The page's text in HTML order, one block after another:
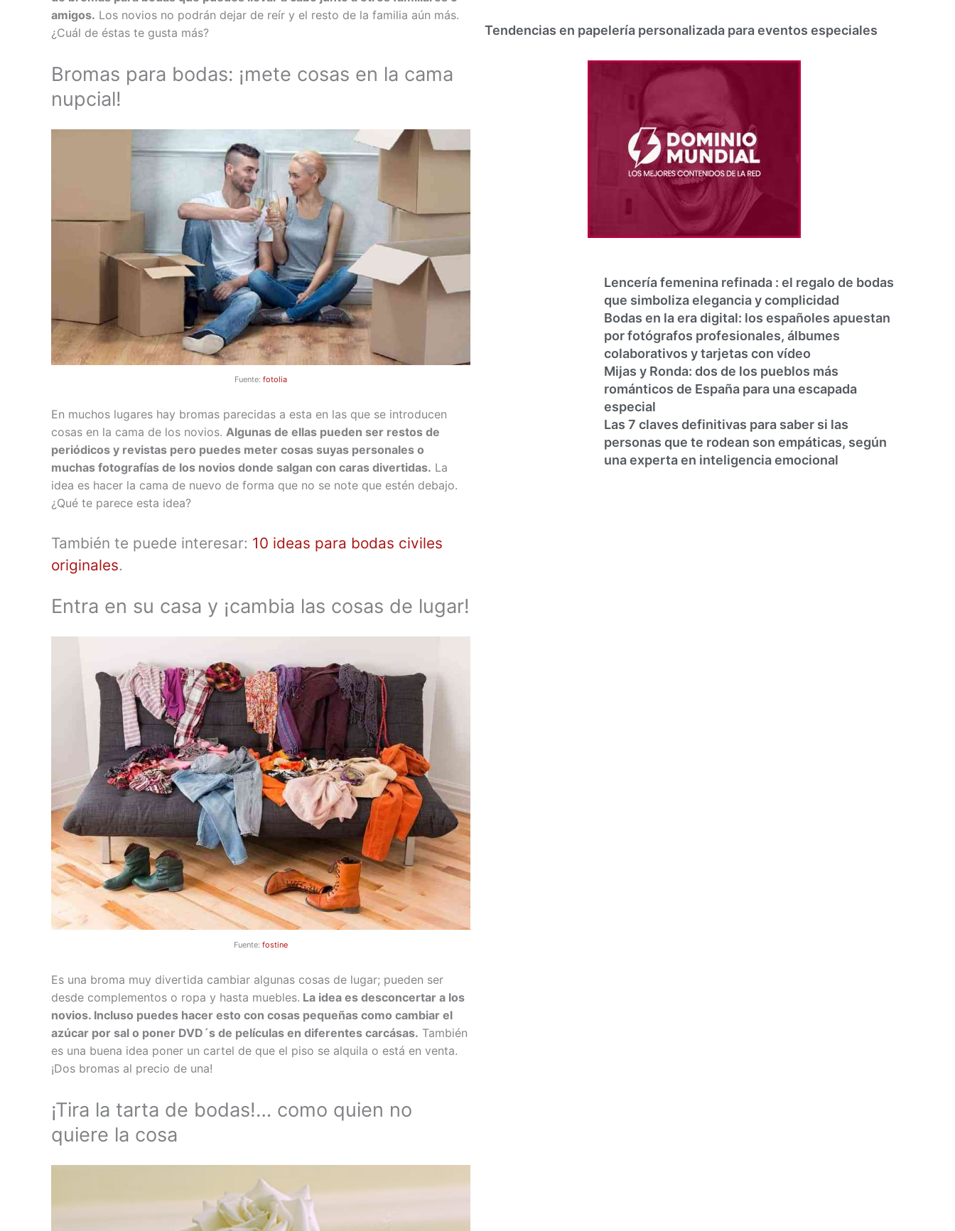
amigos. Los novios no podrán dejar de reír y el resto de la familia aún más.
¿Cuál de éstas te gusta más?
Bromas para bodas: ¡mete cosas en la cama
nupcial!
Fuente: fotolia
En muchos lugares hay bromas parecidas a esta en las que se introducen
cosas en la cama de los novios. Algunas de ellas pueden ser restos de
periódicos y revistas pero puedes meter cosas suyas personales o
muchas fotografías de los novios donde salgan con caras divertidas. La
idea es hacer la cama de nuevo de forma que no se note que estén debajo.
¿Qué te parece esta idea?
También te puede interesar: 10 ideas para bodas civiles
originales.
Entra en su casa y ¡cambia las cosas de lugar!
Fuente: fostine
Es una broma muy divertida cambiar algunas cosas de lugar; pueden ser
desde complementos o ropa y hasta muebles. La idea es desconcertar a los
novios. Incluso puedes hacer esto con cosas pequeñas como cambiar el
azúcar por sal o poner DVD´s de películas en diferentes carcásas. También
es una buena idea poner un cartel de que el piso se alquila o está en venta.
¡Dos bromas al precio de una!
¡Tira la tarta de bodas!… como quien no
quiere la cosa
Tendencias en papelería personalizada para eventos especiales
Lencería femenina refinada : el regalo de bodas
que simboliza elegancia y complicidad
Bodas en la era digital: los españoles apuestan
por fotógrafos profesionales, álbumes
colaborativos y tarjetas con vídeo
Mijas y Ronda: dos de los pueblos más
románticos de España para una escapada
especial
Las 7 claves definitivas para saber si las
personas que te rodean son empáticas, según
una experta en inteligencia emocional